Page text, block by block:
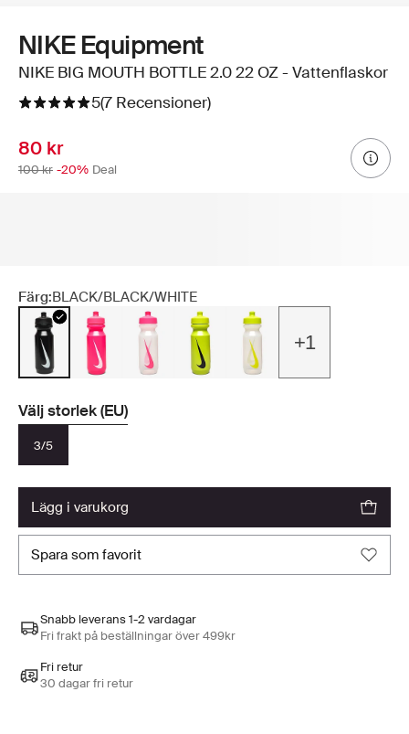
NIKE Equipment
NIKE BIG MOUTH BOTTLE 2.0 22 OZ - Vattenflaskor
5(7 Recensioner)
80 kr
100 kr -20% Deal
Färg:BLACK/BLACK/WHITE
+1
Välj storlek (EU)
3/5
lägg i varukorg
spara som favorit
Snabb leverans 1-2 vardagar
Fri frakt på beställningar över 499kr
Fri retur
30 dagar fri retur